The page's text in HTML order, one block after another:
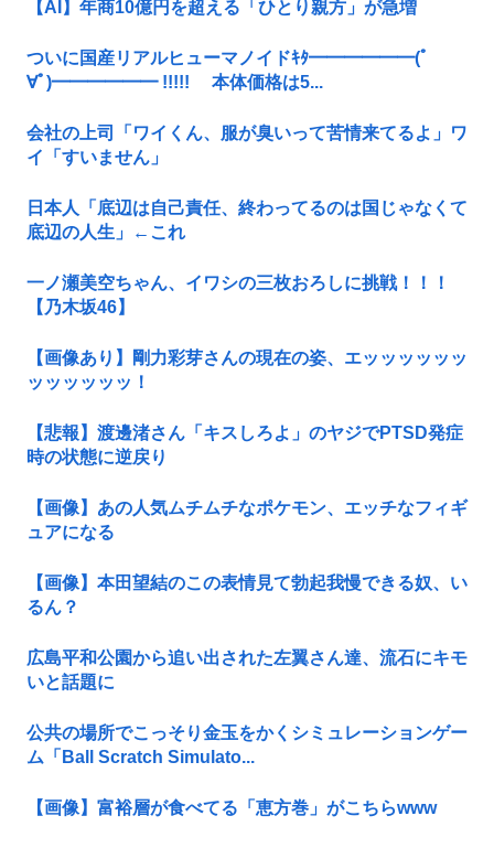
【AI】年商10億円を超える「ひとり親方」が急増
ついに国産リアルヒューマノイドｷﾀ━━━━━━(ﾟ
∀ﾟ)━━━━━━ !!!!! 本体価格は5...
会社の上司「ワイくん、服が臭いって苦情来てるよ」ワ
イ「すいません」
日本人「底辺は自己責任、終わってるのは国じゃなくて
底辺の人生」←これ
一ノ瀬美空ちゃん、イワシの三枚おろしに挑戦！！！
【乃木坂46】
【画像あり】剛力彩芽さんの現在の姿、エッッッッッッ
ッッッッッッ！
【悲報】渡邊渚さん「キスしろよ」のヤジでPTSD発症
時の状態に逆戻り
【画像】あの人気ムチムチなポケモン、エッチなフィギ
ュアになる
【画像】本田望結のこの表情見て勃起我慢できる奴、い
るん？
広島平和公園から追い出された左翼さん達、流石にキモ
いと話題に
公共の場所でこっそり金玉をかくシミュレーションゲー
ム「Ball Scratch Simulato...
【画像】富裕層が食べてる「恵方巻」がこちらwww